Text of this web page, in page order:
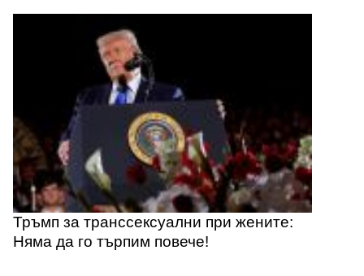
Тръмп за транссексуални при жените:
Няма да го търпим повече!